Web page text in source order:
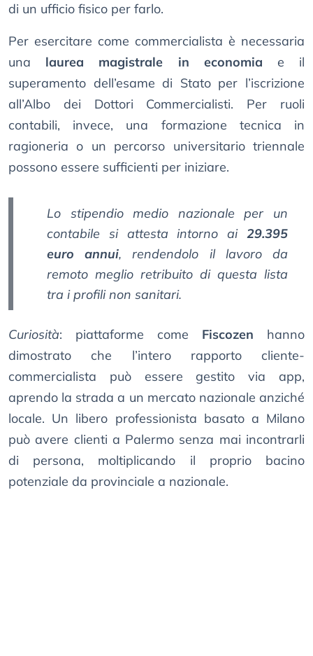
di un ufficio fisico per farlo.
Per esercitare come commercialista è necessaria
una laurea magistrale in economia e il
superamento dell’esame di Stato per l’iscrizione
all’Albo dei Dottori Commercialisti. Per ruoli
contabili, invece, una formazione tecnica in
ragioneria o un percorso universitario triennale
possono essere sufficienti per iniziare.
Lo stipendio medio nazionale per un
contabile si attesta intorno ai 29.395
euro annui, rendendolo il lavoro da
remoto meglio retribuito di questa lista
tra i profili non sanitari.
Curiosità: piattaforme come Fiscozen hanno
dimostrato che l’intero rapporto cliente-
commercialista può essere gestito via app,
aprendo la strada a un mercato nazionale anziché
locale. Un libero professionista basato a Milano
può avere clienti a Palermo senza mai incontrarli
di persona, moltiplicando il proprio bacino
potenziale da provinciale a nazionale.